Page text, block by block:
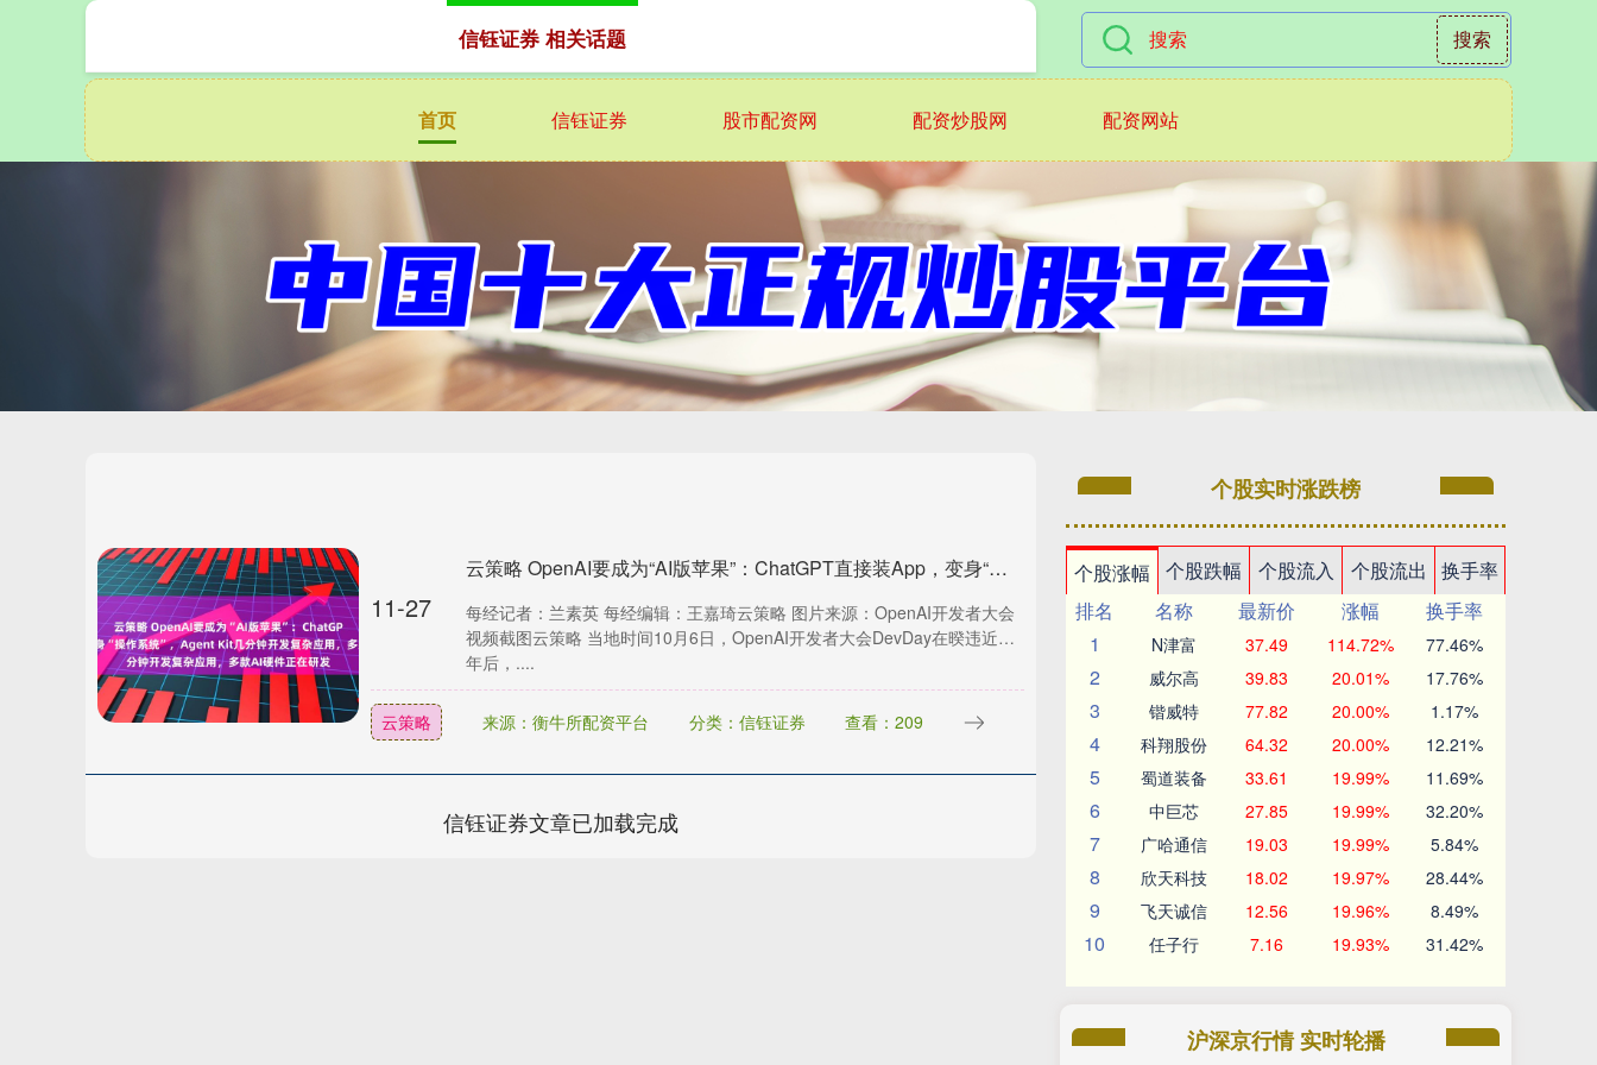
搜索
首页 信钰证券 股市配资网 配资炒股网 配资网站
信钰证券 相关话题
11-27
云策略 OpenAI要成为“AI版苹果”：ChatGPT直接装App，变身“操作系统”，Agent Kit几分钟开发复杂应用，多款AI硬件正在研发
每经记者：兰素英 每经编辑：王嘉琦云策略 图片来源：OpenAI开发者大会
视频截图云策略 当地时间10月6日，OpenAI开发者大会DevDay在暌违近两
年后，....
云策略 来源：衡牛所配资平台 分类：信钰证券 查看：209
信钰证券文章已加载完成
个股实时涨跌榜
个股涨幅 个股跌幅 个股流入 个股流出
换手率
排名
名称 最新价 涨幅
换手率
1
N津富 37.49 114.72% 77.46%
2 威尔高 39.83 20.01% 17.76%
3 锴威特 77.82 20.00% 1.17%
4 科翔股份 64.32 20.00% 12.21%
5 蜀道装备 33.61 19.99% 11.69%
6 中巨芯 27.85 19.99% 32.20%
7 广哈通信 19.03 19.99% 5.84%
8 欣天科技 18.02 19.97% 28.44%
9 飞天诚信 12.56 19.96% 8.49%
10 任子行 7.16 19.93% 31.42%
沪深京行情 实时轮播